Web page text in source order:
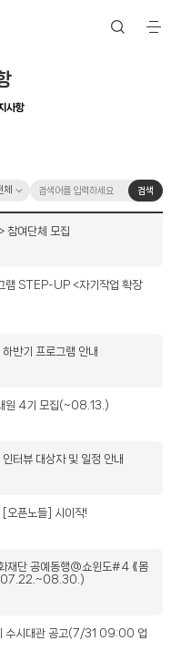
전
검
사항
검
어
입
검색
참여단체 모집
램 STEP-UP <자기작업 확장
반기 프로그램 안내
원 4기 모집(~08.13.)
터뷰 대상자 및 일정 안내
[오픈노들] 시이작!
재단 공예동행@쇼윈도#4 ⟪몸
(07.22.~08.30.)
수시대관 공고(7/31 09:00 업